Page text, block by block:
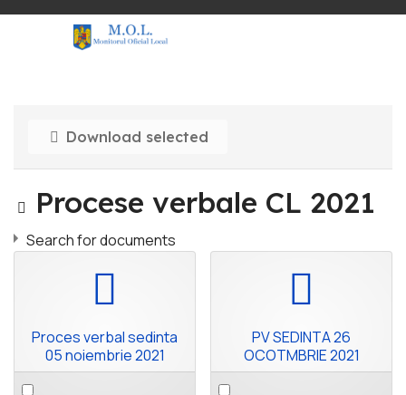
Download selected
Image
Procese verbale CL 2021
Search for documents
Proces verbal sedinta
05 noiembrie 2021
Select
PV SEDINTA 26
OCOTMBRIE 2021
Select